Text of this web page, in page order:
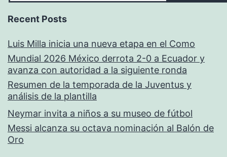
Recent Posts
Luis Milla inicia una nueva etapa en el Como
Mundial 2026 México derrota 2-0 a Ecuador y
avanza con autoridad a la siguiente ronda
Resumen de la temporada de la Juventus y
análisis de la plantilla
Neymar invita a niños a su museo de fútbol
Messi alcanza su octava nominación al Balón de
Oro